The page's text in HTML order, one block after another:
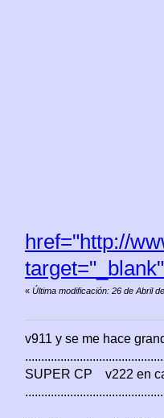
href="http://
« Última modificación: 26 de Abril
v911 y se me hace
SUPER CP v222 en